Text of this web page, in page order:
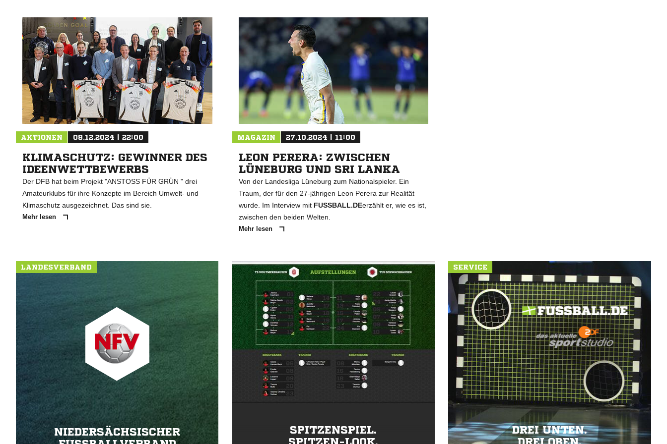
AKTIONEN 08.12.2024 | 22:00
KLIMASCHUTZ: GEWINNER DES
IDEENWETTBEWERBS
Der DFB hat beim Projekt "ANSTOSS FÜR GRÜN " drei
Amateurklubs für ihre Konzepte im Bereich Umwelt- und
Klimaschutz ausgezeichnet. Das sind sie.
Mehr lesen
MAGAZIN 27.10.2024 | 11:00
LEON PERERA: ZWISCHEN
LÜNEBURG UND SRI LANKA
Von der Landesliga Lüneburg zum Nationalspieler. Ein
Traum, der für den 27-jährigen Leon Perera zur Realität
wurde. Im Interview mit FUSSBALL.DEerzählt er, wie es ist,
zwischen den beiden Welten.
Mehr lesen
LANDESVERBAND
NIEDERSÄCHSISCHER
SPITZENSPIEL.
SERVICE
DREI UNTEN.